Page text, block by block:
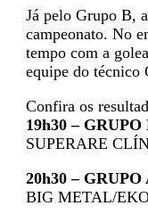
Já pelo Grupo B,
campeonato. No
tempo com a
equipe do técnico
Confira os
19h30 – GRUPO
SUPERARE
20h30 – GRUPO
BIG METAL/